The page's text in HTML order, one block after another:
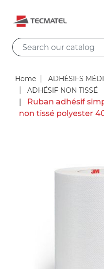
Home
ADHÉSIFS
ADHÉSIF NON TISSÉ
Ruban adhésif
non tissé polyester